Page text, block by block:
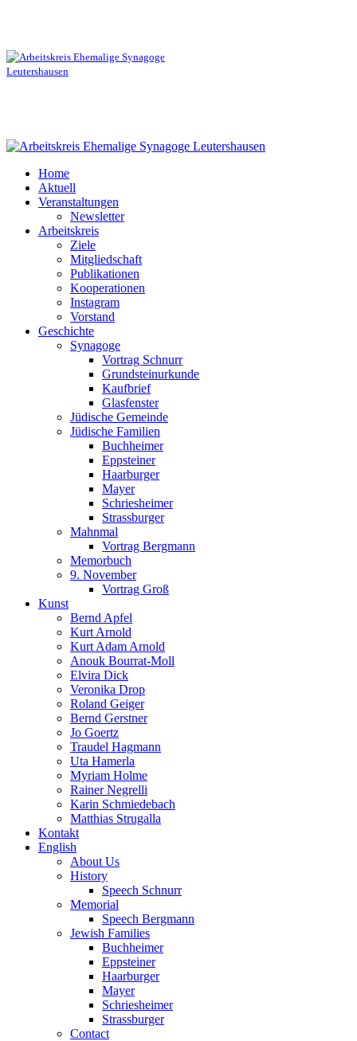
Home
Aktuell
Veranstaltungen
Newsletter
Arbeitskreis
Ziele
Mitgliedschaft
Publikationen
Kooperationen
Instagram
Vorstand
Geschichte
Synagoge
Vortrag Schnurr
Grundsteinurkunde
Kaufbrief
Glasfenster
Jüdische Gemeinde
Jüdische Familien
Buchheimer
Eppsteiner
Haarburger
Mayer
Schriesheimer
Strassburger
Mahnmal
Vortrag Bergmann
Memorbuch
9. November
Vortrag Groß
Kunst
Bernd Apfel
Kurt Arnold
Kurt Adam Arnold
Anouk Bourrat-Moll
Elvira Dick
Veronika Drop
Roland Geiger
Bernd Gerstner
Jo Goertz
Traudel Hagmann
Uta Hamerla
Myriam Holme
Rainer Negrelli
Karin Schmiedebach
Matthias Strugalla
Kontakt
English
About Us
History
Speech Schnurr
Memorial
Speech Bergmann
Jewish Families
Buchheimer
Eppsteiner
Haarburger
Mayer
Schriesheimer
Strassburger
Contact